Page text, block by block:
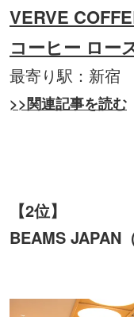
VERVE
コーヒー ロー
最寄り駅：新宿
>>関連記事を読む
【2位】
BEAMS JAPAN